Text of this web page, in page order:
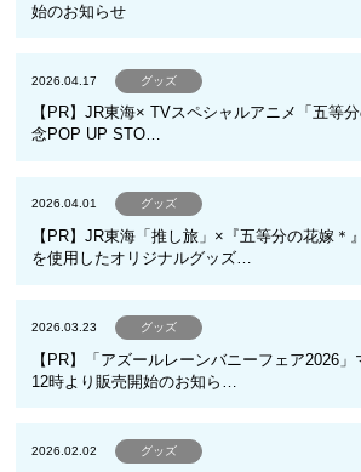
始のお知らせ
2026.04.17 グッズ
【PR】JR東海× TVスペシャルアニメ「五等
念POP UP STO…
2026.04.01 グッズ
【PR】JR東海「推し旅」×『五等分の花嫁＊
を使用したオリジナルグッズ…
2026.03.23 グッズ
【PR】「アズールレーンバニーフェア2026
12時より販売開始のお知ら…
2026.02.02 グッズ